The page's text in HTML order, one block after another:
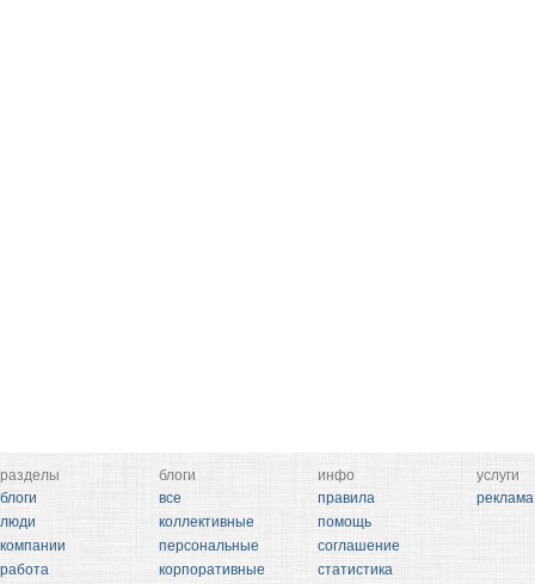
разделы
блоги
люди
компании
работа
блоги
все
коллективные
персональные
корпоративные
инфо
правила
помощь
соглашение
статистика
услуги
реклама